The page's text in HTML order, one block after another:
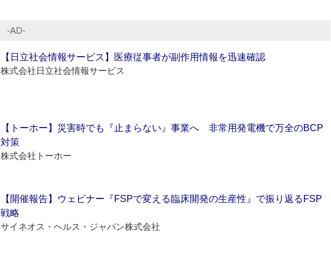
‐AD‐
【日立社会情報サービス】医療従事者が副作用情報を迅速確認
株式会社日立社会情報サービス
【トーホー】災害時でも『止まらない』事業へ 非常用発電機で万全のBCP
対策
株式会社トーホー
【開催報告】ウェビナー『FSPで変える臨床開発の生産性』で振り返るFSP
戦略
サイネオス・ヘルス・ジャパン株式会社